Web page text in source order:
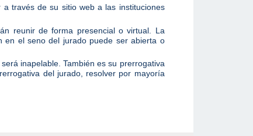
través de su sitio web a las instituciones
reunir de forma presencial o virtual. La
en el seno del jurado puede ser abierta o
inapelable. También es su prerrogativa
del jurado, resolver por mayoría